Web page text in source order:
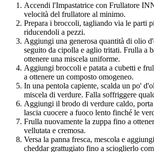
Accendi l'Impastatrice con Frullatore
velocità del frullatore al minimo.
Prepara i broccoli, tagliando via le parti
riducendoli a pezzi.
Aggiungi una generosa quantità di olio
seguito da cipolla e aglio tritati. Frulla a
ottenere una miscela uniforme.
Aggiungi broccoli e patata a cubetti e
a ottenere un composto omogeneo.
In una pentola capiente, scalda un po'
miscela di verdure. Falla soffriggere
Aggiungi il brodo di verdure caldo,
lascia cuocere a fuoco lento finché le
Frulla nuovamente la zuppa fino a
vellutata e cremosa.
Versa la panna fresca, mescola e
cheddar grattugiato fino a scioglierlo